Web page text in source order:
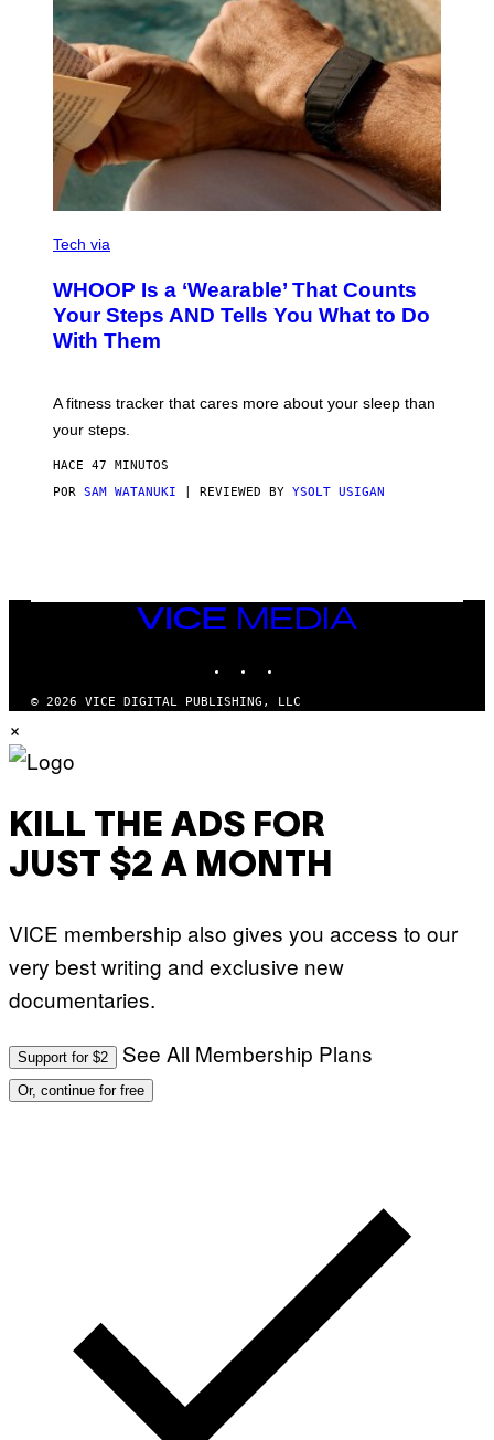
G
R
A
P
H
Y
/
G
E
T
I
A
S
)
I
H
O
O
P
Tech via
WHOOP Is a ‘Wearable’ That Counts
Your Steps AND Tells You What to Do
With Them
A fitness tracker that cares more about your sleep than
your steps.
HACE 47 MINUTOS
POR SAM WATANUKI | REVIEWED BY YSOLT USIGAN
VICE
© 2026 VICE DIGITAL PUBLISHING, LLC
×
KILL THE ADS FOR
JUST $2 A MONTH
VICE membership also gives you access to our
very best writing and exclusive new
documentaries.
Support for $2 See All Membership Plans
Or, continue for free